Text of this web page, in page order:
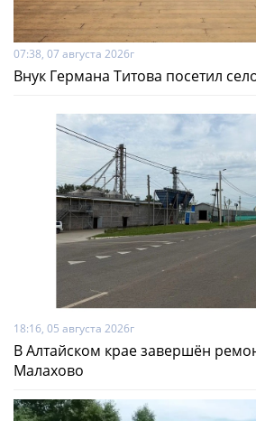
07:38, 07 августа 2026г
Внук Германа Титова посетил
18:16, 05 августа 2026г
В Алтайском крае завершён
Малахово